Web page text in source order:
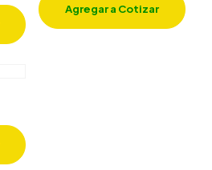
Agregar a Cotizar